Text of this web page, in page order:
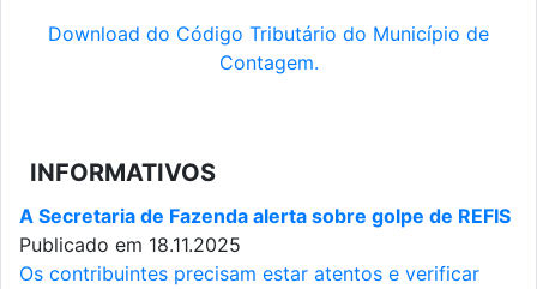
Download do Código Tributário do Município de
Contagem.
INFORMATIVOS
A Secretaria de Fazenda alerta sobre golpe de REFIS
Publicado em 18.11.2025
Os contribuintes precisam estar atentos e verificar